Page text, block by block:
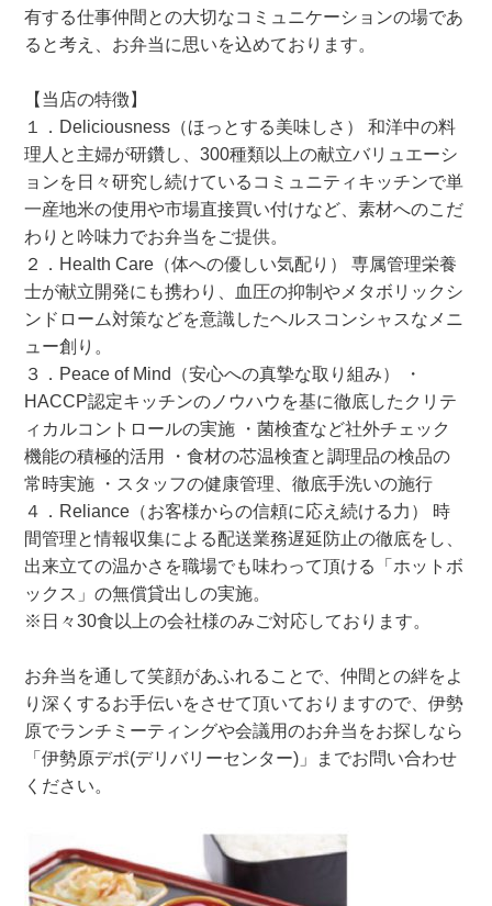
有する仕事仲間との大切なコミュニケーションの場であ
ると考え、お弁当に思いを込めております。
【当店の特徴】
１．Deliciousness（ほっとする美味しさ） 和洋中の料
理人と主婦が研鑽し、300種類以上の献立バリュエーシ
ョンを日々研究し続けているコミュニティキッチンで単
一産地米の使用や市場直接買い付けなど、素材へのこだ
わりと吟味力でお弁当をご提供。
２．Health Care（体への優しい気配り） 専属管理栄養
士が献立開発にも携わり、血圧の抑制やメタボリックシ
ンドローム対策などを意識したヘルスコンシャスなメニ
ュー創り。
３．Peace of Mind（安心への真摯な取り組み） ・
HACCP認定キッチンのノウハウを基に徹底したクリテ
ィカルコントロールの実施 ・菌検査など社外チェック
機能の積極的活用 ・食材の芯温検査と調理品の検品の
常時実施 ・スタッフの健康管理、徹底手洗いの施行
４．Reliance（お客様からの信頼に応え続ける力） 時
間管理と情報収集による配送業務遅延防止の徹底をし、
出来立ての温かさを職場でも味わって頂ける「ホットボ
ックス」の無償貸出しの実施。
※日々30食以上の会社様のみご対応しております。
お弁当を通して笑顔があふれることで、仲間との絆をよ
り深くするお手伝いをさせて頂いておりますので、伊勢
原でランチミーティングや会議用のお弁当をお探しなら
「伊勢原デポ(デリバリーセンター)」までお問い合わせ
ください。